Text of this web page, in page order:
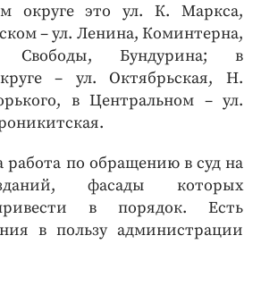
округе это ул. К. Маркса,
– ул. Ленина, Коминтерна,
Свободы, Бундурина; в
– ул. Октябрьская, Н.
в Центральном – ул.
работа по обращению в суд на
фасады которых
в порядок. Есть
в пользу администрации